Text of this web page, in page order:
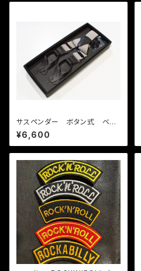
サスペンダー ボタン式 ベー
ジュ
¥6,600